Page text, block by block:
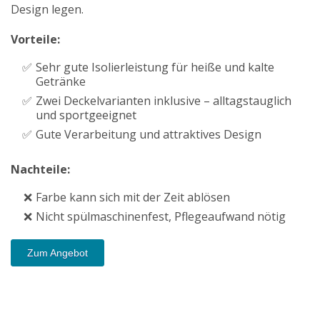
Design legen.
Vorteile:
Sehr gute Isolierleistung für heiße und kalte
Getränke
Zwei Deckelvarianten inklusive – alltagstauglich
und sportgeeignet
Gute Verarbeitung und attraktives Design
Nachteile:
Farbe kann sich mit der Zeit ablösen
Nicht spülmaschinenfest, Pflegeaufwand nötig
Zum Angebot